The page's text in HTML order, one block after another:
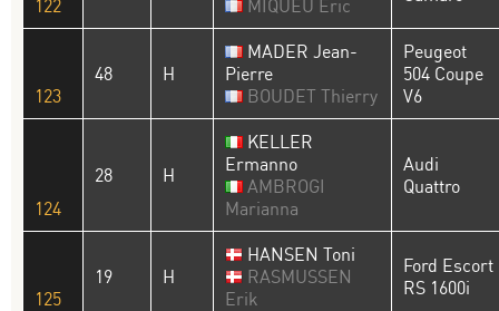
122
MIQUEU Eric
123
48 H
MADER Jean-
Pierre
BOUDET Thierry
Peugeot
504 Coupe
V6
124
28 H
KELLER
Ermanno
AMBROGI
Marianna
Audi
Quattro
125
19 H
HANSEN Toni
RASMUSSEN
Erik
Ford Escort
RS 1600i